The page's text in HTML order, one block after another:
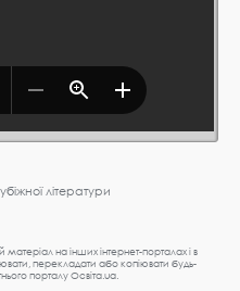
літератури
на інших інтернет-порталах і в
перекладати або копіювати будь-
порталу Освіта.ua.